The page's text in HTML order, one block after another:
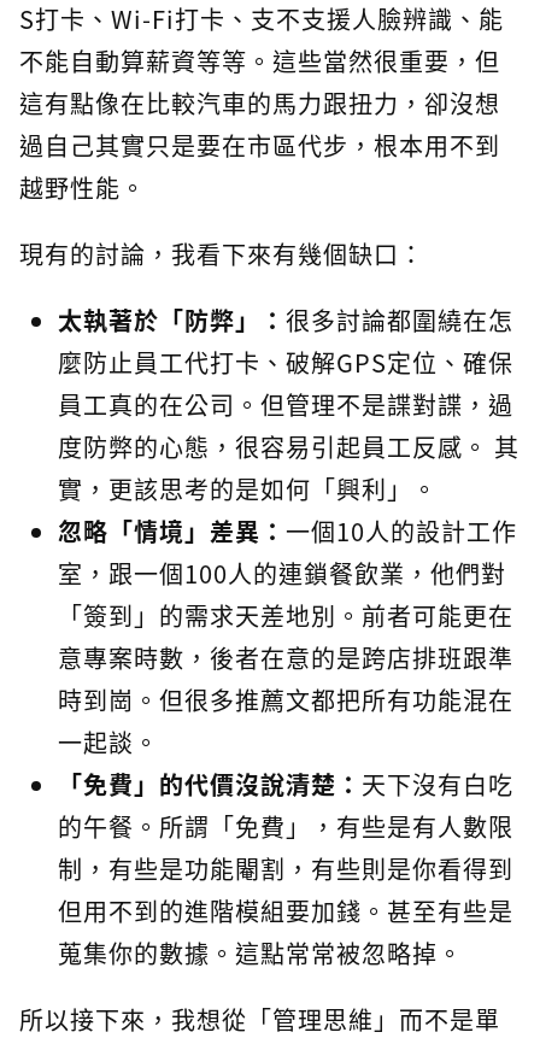
S打卡、Wi-Fi打卡、支不支援人臉辨識、能
不能自動算薪資等等。這些當然很重要，但
這有點像在比較汽車的馬力跟扭力，卻沒想
過自己其實只是要在市區代步，根本用不到
越野性能。
現有的討論，我看下來有幾個缺口：
太執著於「防弊」： 很多討論都圍繞在怎
麼防止員工代打卡、破解GPS定位、確保
員工真的在公司。但管理不是諜對諜，過
度防弊的心態，很容易引起員工反感。 其
實，更該思考的是如何「興利」。
忽略「情境」差異： 一個10人的設計工作
室，跟一個100人的連鎖餐飲業，他們對
「簽到」的需求天差地別。前者可能更在
意專案時數，後者在意的是跨店排班跟準
時到崗。但很多推薦文都把所有功能混在
一起談。
「免費」的代價沒說清楚： 天下沒有白吃
的午餐。所謂「免費」，有些是有人數限
制，有些是功能閹割，有些則是你看得到
但用不到的進階模組要加錢。甚至有些是
蒐集你的數據。這點常常被忽略掉。
所以接下來，我想從「管理思維」而不是單